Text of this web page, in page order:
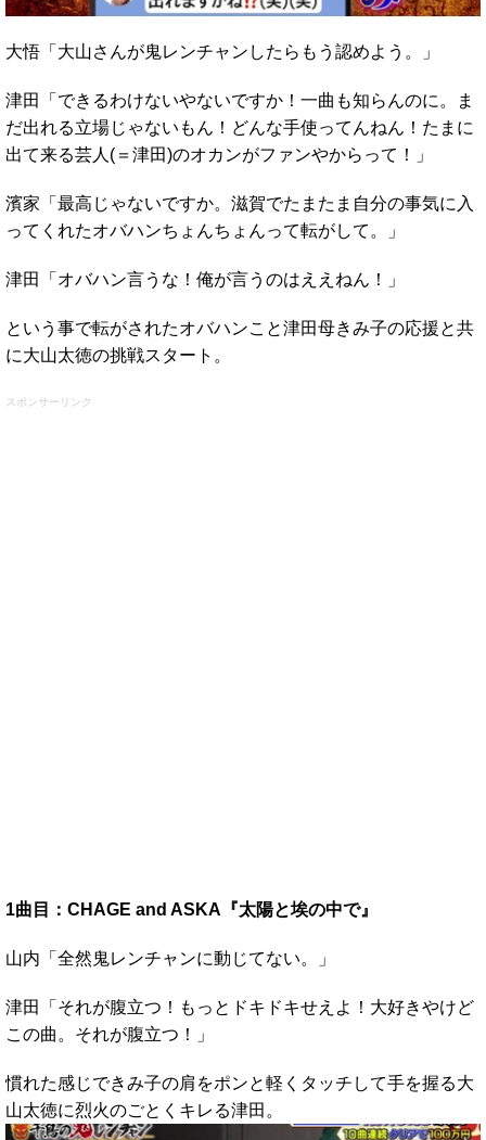
大悟「大山さんが鬼レンチャンしたらもう認めよう。」
津田「できるわけないやないですか！一曲も知らんのに。ま
だ出れる立場じゃないもん！どんな手使ってんねん！たまに
出て来る芸人(＝津田)のオカンがファンやからって！」
濱家「最高じゃないですか。滋賀でたまたま自分の事気に入
ってくれたオバハンちょんちょんって転がして。」
津田「オバハン言うな！俺が言うのはええねん！」
という事で転がされたオバハンこと津田母きみ子の応援と共
に大山太徳の挑戦スタート。
スポンサーリンク
1曲目：CHAGE and ASKA『太陽と埃の中で』
山内「全然鬼レンチャンに動じてない。」
津田「それが腹立つ！もっとドキドキせえよ！大好きやけど
この曲。それが腹立つ！」
慣れた感じできみ子の肩をポンと軽くタッチして手を握る大
山太徳に烈火のごとくキレる津田。